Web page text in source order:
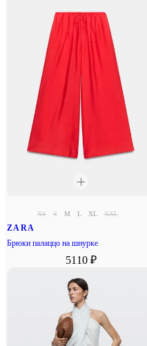
XS S M L XL XXL
ZARA
Брюки палаццо на шнурке
5110 ₽